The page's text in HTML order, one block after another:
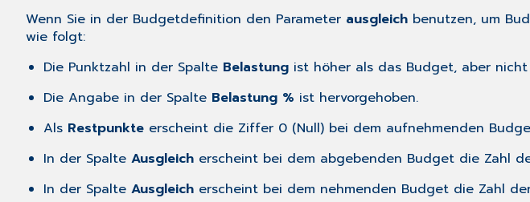
Wenn Sie in der Budgetdefinition den Parameter ausgleich benutzen, um
wie folgt:
Die Punktzahl in der Spalte Belastung ist höher als das Budget, aber
Die Angabe in der Spalte Belastung % ist hervorgehoben.
Als Restpunkte erscheint die Ziffer 0 (Null) bei dem aufnehmenden
In der SpalteAusgleich erscheint bei dem abgebenden Budget die Zahl
In der SpalteAusgleich erscheint bei dem nehmenden Budget die Zahl